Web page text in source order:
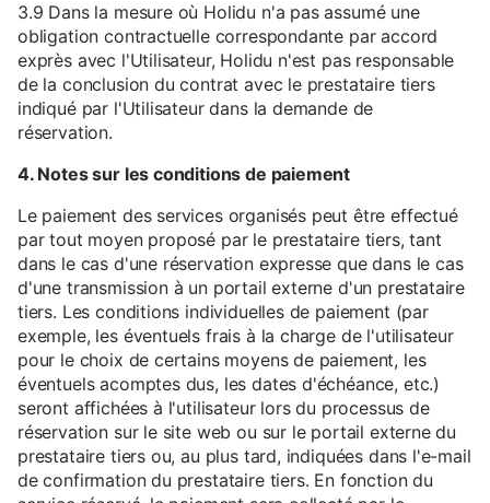
3.9 Dans la mesure où Holidu n'a pas assumé une
obligation contractuelle correspondante par accord
exprès avec l'Utilisateur, Holidu n'est pas responsable
de la conclusion du contrat avec le prestataire tiers
indiqué par l'Utilisateur dans la demande de
réservation.
4. Notes sur les conditions de paiement
Le paiement des services organisés peut être effectué
par tout moyen proposé par le prestataire tiers, tant
dans le cas d'une réservation expresse que dans le cas
d'une transmission à un portail externe d'un prestataire
tiers. Les conditions individuelles de paiement (par
exemple, les éventuels frais à la charge de l'utilisateur
pour le choix de certains moyens de paiement, les
éventuels acomptes dus, les dates d'échéance, etc.)
seront affichées à l'utilisateur lors du processus de
réservation sur le site web ou sur le portail externe du
prestataire tiers ou, au plus tard, indiquées dans l'e-mail
de confirmation du prestataire tiers. En fonction du